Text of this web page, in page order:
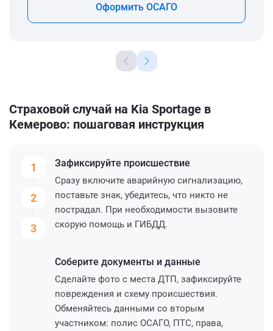
Оформить ОСАГО
Страховой случай на Kia Sportage в
Кемерово: пошаговая инструкция
1
2
3
Зафиксируйте происшествие
Сразу включите аварийную сигнализацию,
поставьте знак, убедитесь, что никто не
пострадал. При необходимости вызовите
скорую помощь и ГИБДД.
Соберите документы и данные
Сделайте фото с места ДТП, зафиксируйте
повреждения и схему происшествия.
Обменяйтесь данными со вторым
участником: полис ОСАГО, ПТС, права,